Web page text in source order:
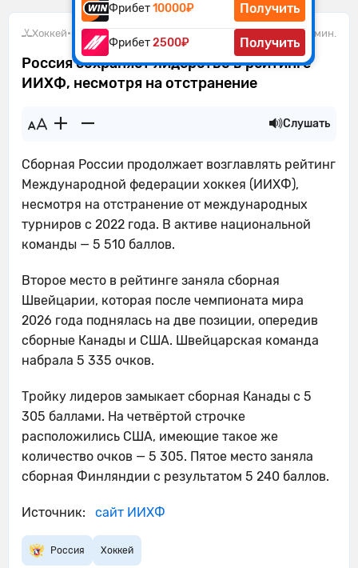
Фрибет10000₽ Получить
Фрибет2500₽ Получить
Хоккей• 06.06.2026 1 мин.
Россия сохраняет лидерство в рейтинге
ИИХФ, несмотря на отстранение
Слушать
Сборная России продолжает возглавлять рейтинг
Международной федерации хоккея (ИИХФ),
несмотря на отстранение от международных
турниров с 2022 года. В активе национальной
команды — 5 510 баллов.
Второе место в рейтинге заняла сборная
Швейцарии, которая после чемпионата мира
2026 года поднялась на две позиции, опередив
сборные Канады и США. Швейцарская команда
набрала 5 335 очков.
Тройку лидеров замыкает сборная Канады с 5
305 баллами. На четвёртой строчке
расположились США, имеющие такое же
количество очков — 5 305. Пятое место заняла
сборная Финляндии с результатом 5 240 баллов.
Источник: сайт ИИХФ
Россия Хоккей